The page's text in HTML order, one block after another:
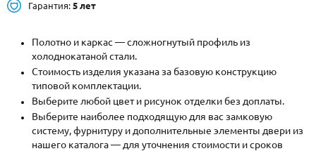
INFO@META-M.RU
ЗАПРОСИТЬ РАСЧЕТ
Каталог
Записаться на замер
Гарантия: 5 лет
Полотно и каркас — сложногнутый профиль из
холоднокатаной стали.
Стоимость изделия указана за базовую конструкцию
типовой комплектации.
Выберите любой цвет и рисунок отделки без доплаты.
Выберите наиболее подходящую для вас замковую
систему, фурнитуру и дополнительные элементы двери из
нашего каталога — для уточнения стоимости и сроков